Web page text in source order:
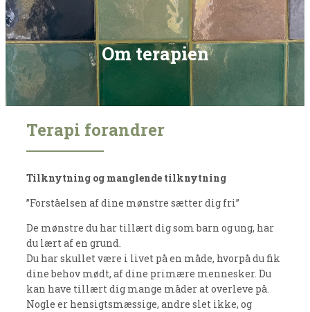
Om terapien
Terapi forandrer
Tilknytning og manglende tilknytning
”Forståelsen af dine mønstre sætter dig fri”
De mønstre du har tillært dig som barn og ung, har
du lært af en grund.
Du har skullet være i livet på en måde, hvorpå du fik
dine behov mødt, af dine primære mennesker. Du
kan have tillært dig mange måder at overleve på.
Nogle er hensigtsmæssige, andre slet ikke, og